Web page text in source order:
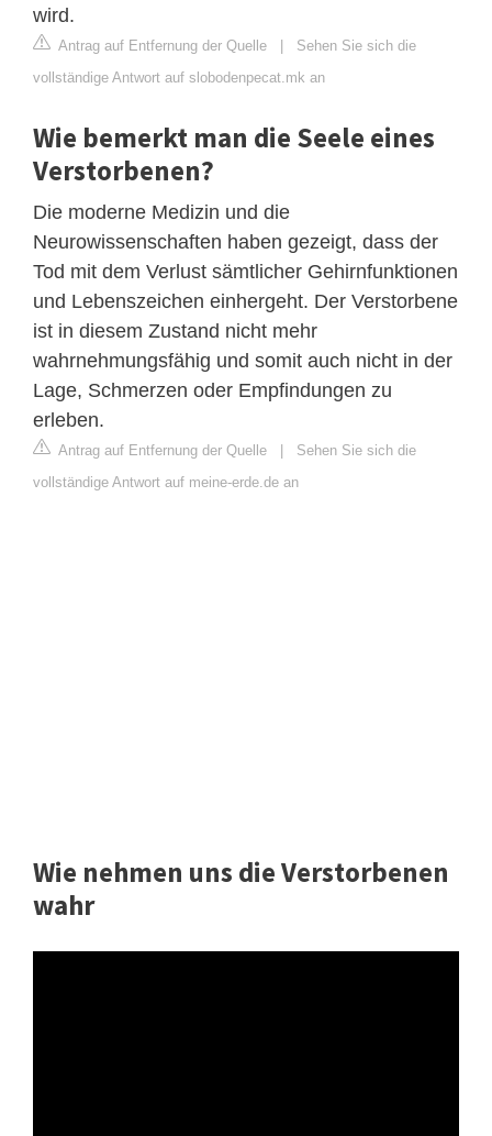
wird.
Antrag auf Entfernung der Quelle
Sehen Sie sich die
vollständige Antwort auf slobodenpecat.mk an
Wie bemerkt man die Seele eines
Verstorbenen?
Die moderne Medizin und die
Neurowissenschaften haben gezeigt, dass der
Tod mit dem Verlust sämtlicher Gehirnfunktionen
und Lebenszeichen einhergeht. Der Verstorbene
ist in diesem Zustand nicht mehr
wahrnehmungsfähig und somit auch nicht in der
Lage, Schmerzen oder Empfindungen zu
erleben.
Antrag auf Entfernung der Quelle
Sehen Sie sich die
vollständige Antwort auf meine-erde.de an
Wie nehmen uns die Verstorbenen
wahr